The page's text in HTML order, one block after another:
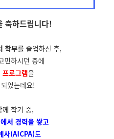
축하드립니다!
학부를졸업하신 후,
민하시던 중에
프로그램을
었는데요!
께 학기 중,
서 경력을 쌓고
사(AICPA)도